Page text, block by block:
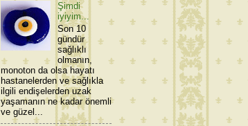
Şimdi
iyiyim...
Son 10
gündür
sağlıklı
olmanın,
monoton da olsa hayatı
hastanelerden ve sağlıkla
ilgili endişelerden uzak
yaşamanın ne kadar önemli
ve güzel...